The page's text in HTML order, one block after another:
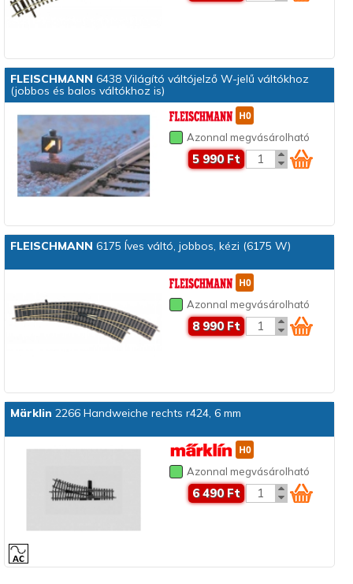
FLEISCHMANN 6438 Világító váltójelző W-jelű váltókhoz
(jobbos és balos váltókhoz is)
Azonnal megvásárolható
5 990 Ft
FLEISCHMANN 6175 Íves váltó, jobbos, kézi (6175 W)
Azonnal megvásárolható
8 990 Ft
Märklin 2266 Handweiche rechts r424, 6 mm
Azonnal megvásárolható
6 490 Ft